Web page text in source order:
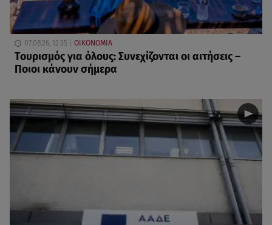
07.08.26, 12:35 ΟΙΚΟΝΟΜΙΑ
Τουρισμός για όλους: Συνεχίζονται οι αιτήσεις –
Ποιοι κάνουν σήμερα